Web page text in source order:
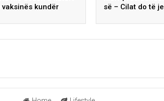
vaksinës kundër
së – Cilat do të
presidencës